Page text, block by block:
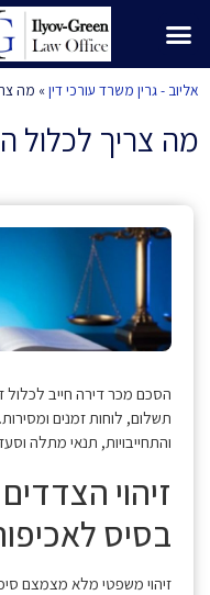
אליוב - גרין משרד עורכי דין» מה
מה צריך לכלול
הסכם מכר דירה חייב לכלול
תשלום, לוחות זמנים
והתחייבויות, תנאי מתלה
זיהוי
בסיס
זיהוי משפטי מלא מצמצם